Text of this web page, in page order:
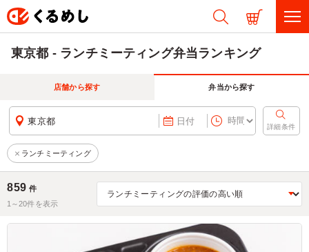
東京都 - ランチミーティング弁当ランキング
店舗から探す 弁当から探す
東京都 日付
詳細条件
ランチミーティング
859 件
1～20件を表示